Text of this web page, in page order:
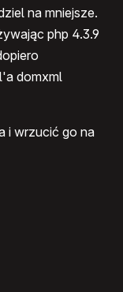
na mniejsze.
php 4.3.9
domxml
i wrzucić go na